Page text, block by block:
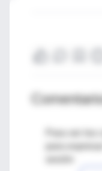
Para ver los